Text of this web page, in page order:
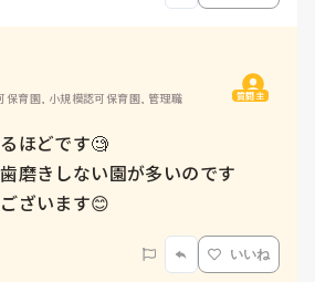
保育園, 小規模認可保育園, 管理職 質問主
ほどです🧐
磨きしない園が多いのです
ざいます😊
いいね